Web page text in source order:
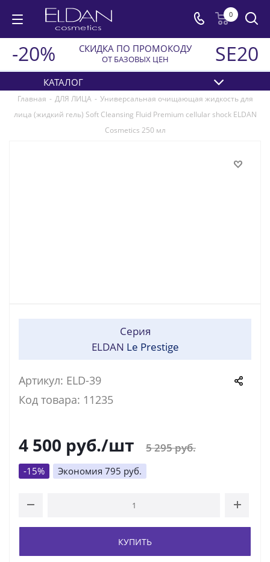
0
-20% СКИДКА ПО ПРОМОКОДУ
ОТ БАЗОВЫХ ЦЕН SE20
КАТАЛОГ
Главная - ДЛЯ ЛИЦА - Универсальная очищающая жидкость для
лица (жидкий гель) Soft Cleansing Fluid Premium cellular shock ELDAN
Cosmetics 250 мл
Артикул: ELD-39
Код товара: 11235
Серия
ELDAN Le Prestige
4 500 руб./шт 5 295руб.
-15% Экономия 795 руб.
КУПИТЬ